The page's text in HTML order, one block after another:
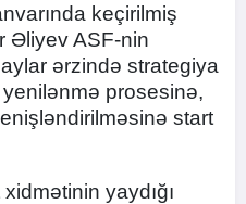
keçirilmiş
Əliyev ASF-nin
ərzində strategiya
yenilənmə prosesinə,
start
yaydığı